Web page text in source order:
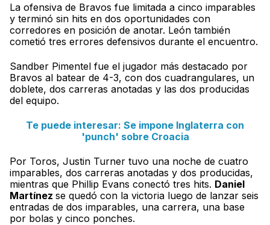
La ofensiva de Bravos fue limitada a cinco imparables
y terminó sin hits en dos oportunidades con
corredores en posición de anotar. León también
cometió tres errores defensivos durante el encuentro.
Sandber Pimentel fue el jugador más destacado por
Bravos al batear de 4-3, con dos cuadrangulares, un
doblete, dos carreras anotadas y las dos producidas
del equipo.
Te puede interesar: Se impone Inglaterra con
'punch' sobre Croacia
Por Toros, Justin Turner tuvo una noche de cuatro
imparables, dos carreras anotadas y dos producidas,
mientras que Phillip Evans conectó tres hits. Daniel
Martínez se quedó con la victoria luego de lanzar seis
entradas de dos imparables, una carrera, una base
por bolas y cinco ponches.